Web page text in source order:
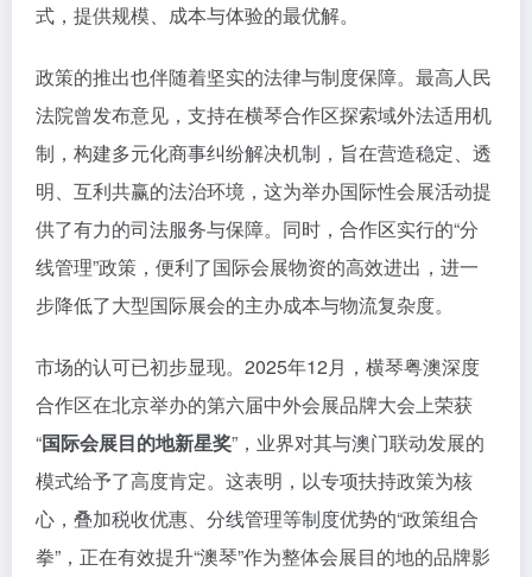
式，提供规模、成本与体验的最优解。
政策的推出也伴随着坚实的法律与制度保障。最高人民
法院曾发布意见，支持在横琴合作区探索域外法适用机
制，构建多元化商事纠纷解决机制，旨在营造稳定、透
明、互利共赢的法治环境，这为举办国际性会展活动提
供了有力的司法服务与保障。同时，合作区实行的“分
线管理”政策，便利了国际会展物资的高效进出，进一
步降低了大型国际展会的主办成本与物流复杂度。
市场的认可已初步显现。2025年12月，横琴粤澳深度
合作区在北京举办的第六届中外会展品牌大会上荣获
“国际会展目的地新星奖”，业界对其与澳门联动发展的
模式给予了高度肯定。这表明，以专项扶持政策为核
心，叠加税收优惠、分线管理等制度优势的“政策组合
拳”，正在有效提升“澳琴”作为整体会展目的地的品牌影